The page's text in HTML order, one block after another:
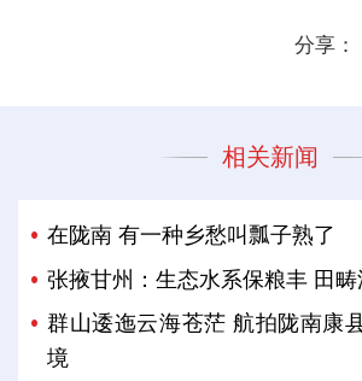
分享：
相关新闻
在陇南 有一种乡愁叫瓢子熟了
张掖甘州：生态水系保粮丰 田
群山逶迤云海苍茫 航拍陇南康
境